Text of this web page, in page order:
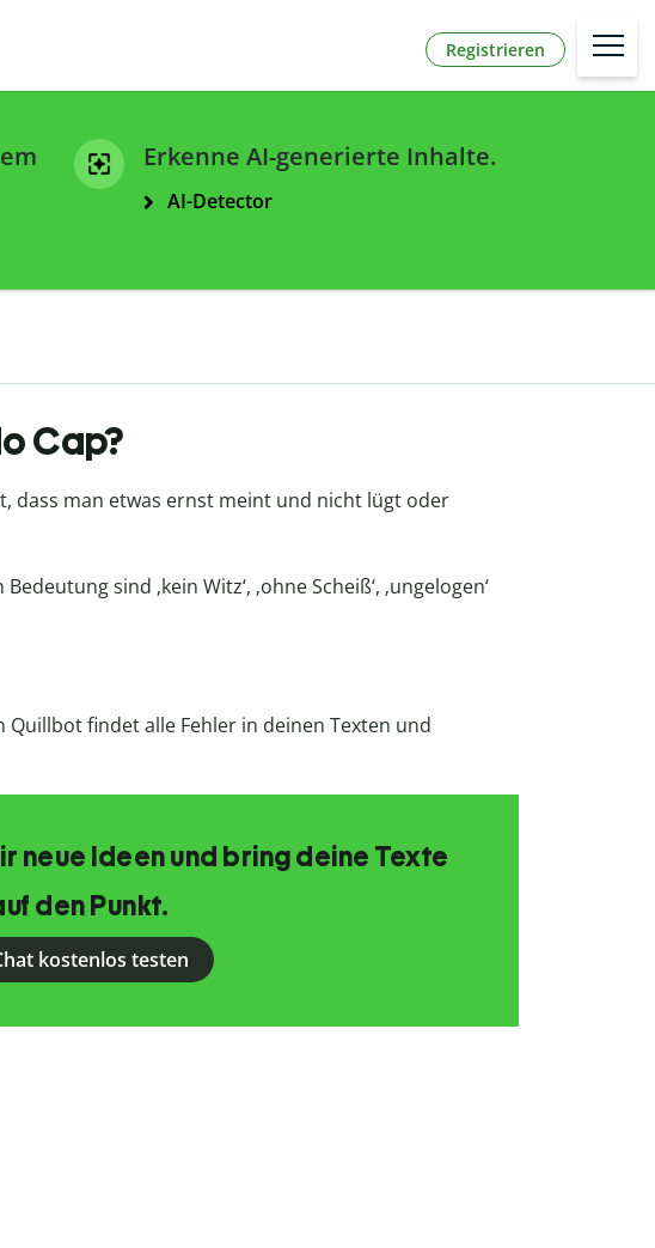
Registrieren
Erkenne AI-generierte Inhalte.
AI-Detector
Cap?
dass man etwas ernst meint und nicht lügt oder
sind ‚kein Witz‘, ‚ohne Scheiß‘, ‚ungelogen‘
Quillbot findet alle Fehler in deinen Texten und
neue Ideen und bring deine Texte
den Punkt.
kostenlos testen